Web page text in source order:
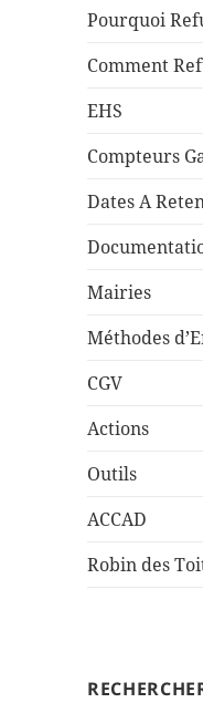
Pourquoi
Comment
EHS
Compteurs
Dates A
Mairies
Méthodes
CGV
Actions
Outils
ACCAD
Robin des